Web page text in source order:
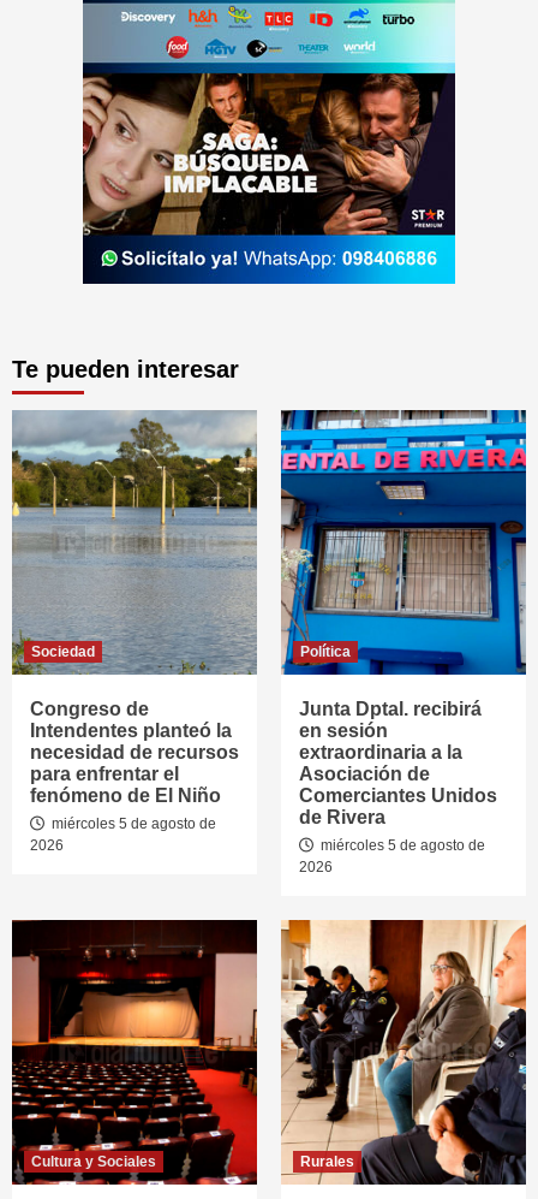
Te pueden interesar
Sociedad
Congreso de
Intendentes planteó la
necesidad de recursos
para enfrentar el
fenómeno de El Niño
miércoles 5 de agosto de
2026
Política
Junta Dptal. recibirá
en sesión
extraordinaria a la
Asociación de
Comerciantes Unidos
de Rivera
miércoles 5 de agosto de
2026
Cultura y Sociales Rurales